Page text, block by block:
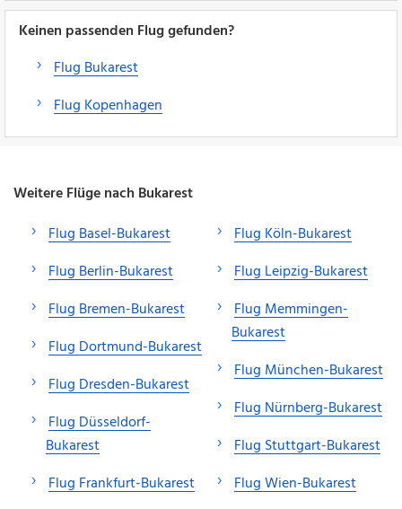
Keinen passenden Flug gefunden?
Flug Bukarest
Flug Kopenhagen
Weitere Flüge nach Bukarest
Flug Basel-Bukarest
Flug Berlin-Bukarest
Flug Bremen-Bukarest
Flug Dortmund-Bukarest
Flug Dresden-Bukarest
Flug Düsseldorf-
Bukarest
Flug Frankfurt-Bukarest
Flug Köln-Bukarest
Flug Leipzig-Bukarest
Flug Memmingen-
Bukarest
Flug München-Bukarest
Flug Nürnberg-Bukarest
Flug Stuttgart-Bukarest
Flug Wien-Bukarest